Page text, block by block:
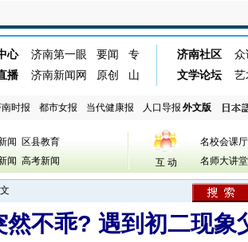
时报 都市女报 当代健康报 人口导报 外文版
闻
区县教育
闻 高考新闻
名校会课厅
名师大讲堂
互 动
然不乖? 遇到初二现象